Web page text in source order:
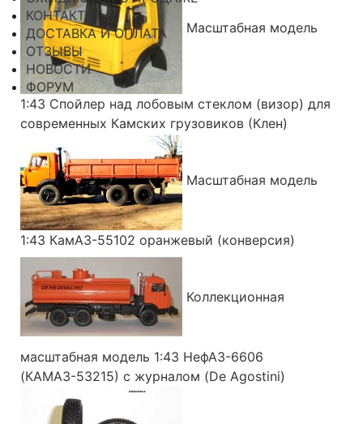
КОНТАКТЫ
ДОСТАВКА И ОПЛАТА
ОТЗЫВЫ
НОВОСТИ
ФОРУМ
Масштабная модель
1:43 Спойлер над лобовым стеклом (визор) для
современных Камских грузовиков (Клен)
Масштабная модель
1:43 КамАЗ-55102 оранжевый (конверсия)
Коллекционная
масштабная модель 1:43 НефАЗ-6606
(КАМАЗ-53215) с журналом (De Agostini)